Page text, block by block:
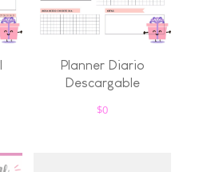
Planner Diario
Descargable
$0